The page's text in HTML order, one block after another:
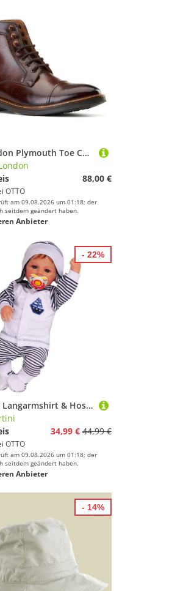
Base London Plymouth Toe Cap Boot Stiefel
88,00 €
OTTO
am 09.08.2026 um 01:18; der
seitdem geändert haben.
Anbieter
La Bortini Langarmshirt & Hose Baby Anzug 3Tlg Hose Mütze und Hemdchen gestreift mit Schiff aus reiner Baumwolle, 44 50 56 62 68 74 80
34,99 € 44,99 €
OTTO
am 09.08.2026 um 01:18; der
seitdem geändert haben.
Anbieter
- 22%
- 14%